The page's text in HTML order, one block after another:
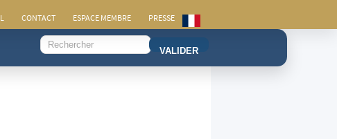
CONTACT ESPACE MEMBRE PRESSE
VALIDER